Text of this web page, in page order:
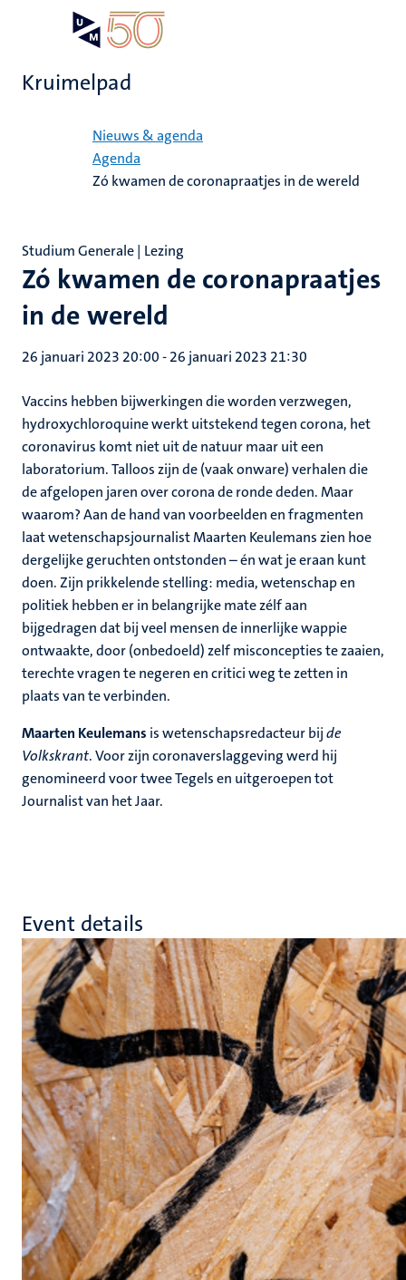
Kruimelpad
Nieuws & agenda
Agenda
Zó kwamen de coronapraatjes in de wereld
Zó kwamen de coronapraatjes
in de wereld
Studium Generale | Lezing
26 januari 2023 20:00-26 januari 2023 21:30
Vaccins hebben bijwerkingen die worden verzwegen,
hydroxychloroquine werkt uitstekend tegen corona, het
coronavirus komt niet uit de natuur maar uit een
laboratorium. Talloos zijn de (vaak onware) verhalen die
de afgelopen jaren over corona de ronde deden. Maar
waarom? Aan de hand van voorbeelden en fragmenten
laat wetenschapsjournalist Maarten Keulemans zien hoe
dergelijke geruchten ontstonden – én wat je eraan kunt
doen. Zijn prikkelende stelling: media, wetenschap en
politiek hebben er in belangrijke mate zélf aan
bijgedragen dat bij veel mensen de innerlijke wappie
ontwaakte, door (onbedoeld) zelf misconcepties te zaaien,
terechte vragen te negeren en critici weg te zetten in
plaats van te verbinden.
Maarten Keulemans is wetenschapsredacteur bijde
Volkskrant. Voor zijn coronaverslaggeving werd hij
genomineerd voor twee Tegels en uitgeroepen tot
Journalist van het Jaar.
Event details